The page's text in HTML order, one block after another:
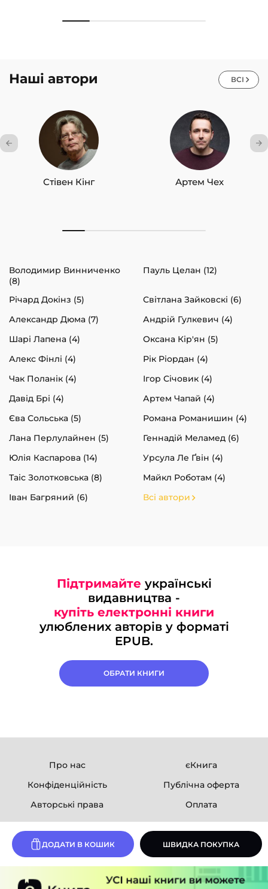
ДОДАТИ В КОШИК ШВИДКА ПОКУПКА
Наші автори ВСІ
Стівен Кінг Артем Чех
Володимир Винниченко
(8)
Пауль Целан (12)
Річард Докінз (5)
Світлана Зайковскі (6)
Александр Дюма (7)
Андрій Гулкевич (4)
Шарі Лапена (4)
Оксана Кір'ян (5)
Алекс Фінлі (4)
Рік Ріордан (4)
Чак Поланік (4)
Ігор Січовик (4)
Давід Брі (4)
Артем Чапай (4)
Єва Сольська (5)
Романа Романишин (4)
Лана Перлулайнен (5)
Геннадій Меламед (6)
Юлія Каспарова (14)
Урсула Ле Ґвін (4)
Таіс Золотковська (8)
Майкл Роботам (4)
Іван Багряний (6)
Всі автори
Підтримайте українські
видавництва -
купіть електронні книги
улюблених авторів у форматі
EPUB.
ОБРАТИ КНИГИ
Про нас
єКнига
Конфіденційність
Публічна оферта
Авторські права
Оплата
Розробка сайту